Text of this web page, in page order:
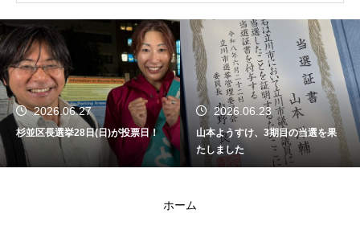
2026.06.27
杉並区長選挙28日(日)が投票日！
2026.06.23
山本ようすけ、3期目の当選を果
たしました
ホーム